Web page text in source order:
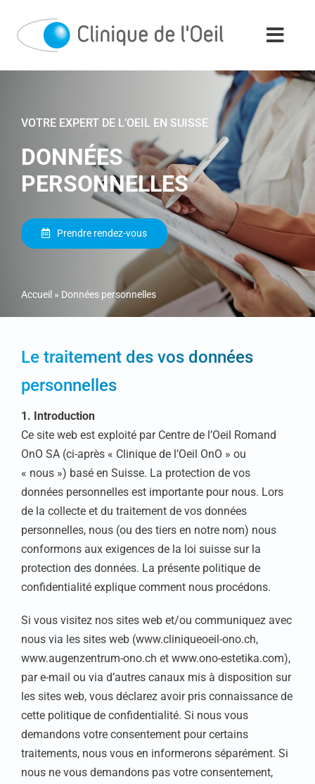
contenu
VOTRE EXPERT DE L’OEIL EN SUISSE
DONNÉES
PERSONNELLES
Prendre rendez-vous
Accueil » Données personnelles
Le traitement des vos données
personnelles
1. Introduction
Ce site web est exploité par Centre de l’Oeil Romand
OnO SA(ci-après « Clinique de l’Oeil OnO » ou
« nous ») basé en Suisse. La protection de vos
données personnelles est importante pour nous. Lors
de la collecte et du traitement de vos données
personnelles, nous (ou des tiers en notre nom) nous
conformons aux exigences de la loi suisse sur la
protection des données. La présente politique de
confidentialité explique comment nous procédons.
Si vous visitez nos sites web et/ou communiquez avec
nous via les sites web (www.cliniqueoeil-ono.ch,
www.augenzentrum-ono.ch et www.ono-estetika.com),
par e-mail ou via d’autres canaux mis à disposition sur
les sites web, vous déclarez avoir pris connaissance de
cette politique de confidentialité. Si nous vous
demandons votre consentement pour certains
traitements, nous vous en informerons séparément. Si
nous ne vous demandons pas votre consentement,